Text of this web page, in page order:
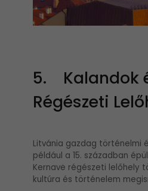
5. Kalandok
Régészeti
Litvánia gazdag történelmi
például a 15. században
Kernavė régészeti lelőhely
kultúra és történelem